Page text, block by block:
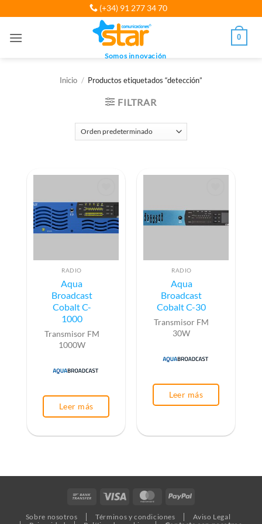
al
(+34) 91 277 34 70
Somos innovación
0
Inicio / Productos etiquetados “detección”
FILTRAR
RADIO
Aqua
Broadcast
Cobalt C-
1000
Transmisor FM
1000W
Leer más
RADIO
Aqua
Broadcast
Cobalt C-30
Transmisor FM
30W
Leer más
Bank
Visa MasterCardPayPal
Sobre nosotros Términos y condiciones
Aviso Legal